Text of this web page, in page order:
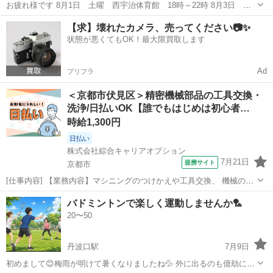
お疲れ様です 8月1日 土曜 西宇治体育館 18時～22時 8月3日 月
曜 黄檗体育館 18時～22時 8月5日 水曜 西宇治体育館 18時～
22時 8月7日 金曜 黄檗体育館 18時～22時 8月10...
京都 城陽市 城陽駅 バドミントン 体育館
【求】壊れたカメラ、売ってください📷✨
状態が悪くてもOK！最大限買取します
プリフラ Ad
＜京都市伏見区＞精密機械部品の工具交換・
洗浄/日払いOK【誰でもはじめは初心者…
時給1,300円
日払い
株式会社綜合キャリアオプション
京都市
提携サイト 7月21日
[仕事内容] 【業務内容】マシニングのつけかえや工具交換、 機械の洗
浄・メンテナンス作業【取扱製品】アルミ・鉄・ステンレス・チタ
ン・銅合金・真鍮・樹脂などを使用した精密機械部品 。＋お仕事探し
はコンシェルスタッフにおまかせ...
京都 京都市 工場
バドミントンで楽しく運動しませんか🏸
20〜50
丹波口駅
7月9日
初めまして😊梅雨が明けて暑くなりましたね💦 外に出るのも億劫にな